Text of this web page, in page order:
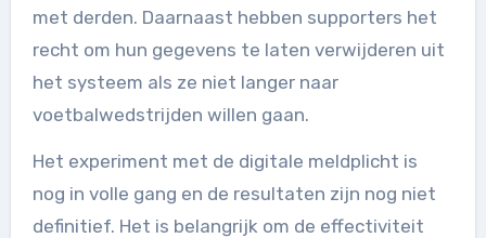
met derden. Daarnaast hebben supporters het
recht om hun gegevens te laten verwijderen uit
het systeem als ze niet langer naar
voetbalwedstrijden willen gaan.
Het experiment met de digitale meldplicht is
nog in volle gang en de resultaten zijn nog niet
definitief. Het is belangrijk om de effectiviteit